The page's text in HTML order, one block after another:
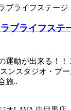
ブライフステ
運動が出来る！！
ンスタジオ・プ
施..